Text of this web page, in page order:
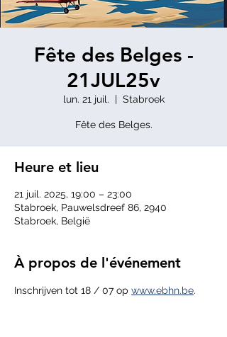
Fête des Belges -
21JUL25v
lun. 21 juil.
  |
Stabroek
Fête des Belges.
Heure et lieu
21 juil. 2025, 19:00 – 23:00
Stabroek, Pauwelsdreef 86, 2940
Stabroek, België
À propos de l'événement
Inschrijven tot 18 / 07 op www.ebhn.be.